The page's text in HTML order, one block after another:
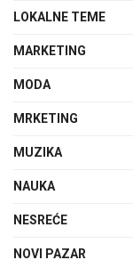
LOKALNE TEME
MARKETING
MODA
MRKETING
MUZIKA
NAUKA
NESREĆE
NOVI PAZAR